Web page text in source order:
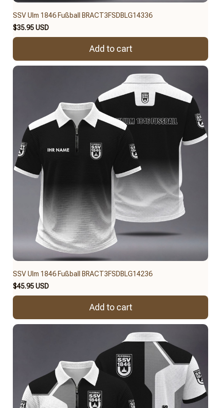
SSV Ulm 1846 Fußball BRACT3FSDBLG14336
$35.95 USD
Add to cart
SSV Ulm 1846 Fußball BRACT3FSDBLG14236
$45.95 USD
Add to cart